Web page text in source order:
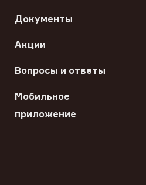
Документы
Акции
Вопросы и ответы
Мобильное
приложение